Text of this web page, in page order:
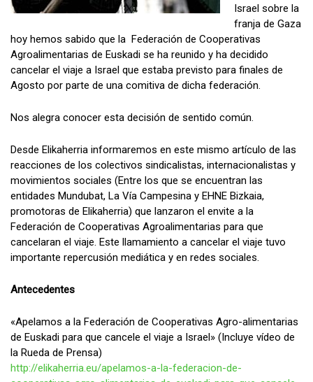
Israel sobre la
franja de Gaza
hoy hemos sabido que la Federación de Cooperativas
Agroalimentarias de Euskadi se ha reunido y ha decidido
cancelar el viaje a Israel que estaba previsto para finales de
Agosto por parte de una comitiva de dicha federación.
Nos alegra conocer esta decisión de sentido común.
Desde Elikaherria informaremos en este mismo artículo de las
reacciones de los colectivos sindicalistas, internacionalistas y
movimientos sociales (Entre los que se encuentran las
entidades Mundubat, La Vía Campesina y EHNE Bizkaia,
promotoras de Elikaherria) que lanzaron el envite a la
Federación de Cooperativas Agroalimentarias para que
cancelaran el viaje. Este llamamiento a cancelar el viaje tuvo
importante repercusión mediática y en redes sociales.
Antecedentes
«Apelamos a la Federación de Cooperativas Agro-alimentarias
de Euskadi para que cancele el viaje a Israel» (Incluye vídeo de
la Rueda de Prensa)
http://elikaherria.eu/apelamos-a-la-federacion-de-